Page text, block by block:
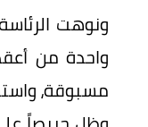
ونوهت
واحدة من
مسبوقة،